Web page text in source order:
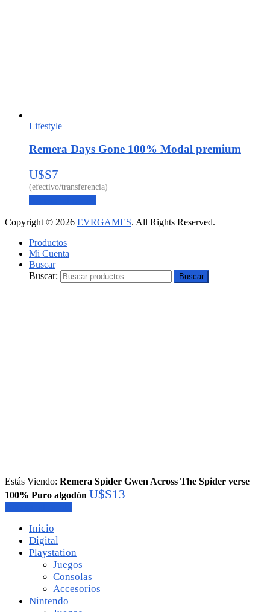
Lifestyle
Remera Days Gone 100% Modal premium
U$S7
Copyright © 2026 EVRGAMES. All Rights Reserved.
Productos
Mi Cuenta
Buscar
Buscar:
Buscar
Estás Viendo: Remera Spider Gwen Across The Spider verse
100% Puro algodón U$S13
Inicio
Digital
Playstation
Juegos
Consolas
Accesorios
Nintendo